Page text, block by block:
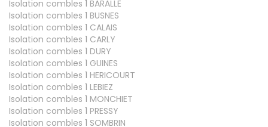
Isolation combles 1 BARALLE
Isolation combles 1 BUSNES
Isolation combles 1 CALAIS
Isolation combles 1 CARLY
Isolation combles 1 DURY
Isolation combles 1 GUINES
Isolation combles 1 HERICOURT
Isolation combles 1 LEBIEZ
Isolation combles 1 MONCHIET
Isolation combles 1 PRESSY
Isolation combles 1 SOMBRIN